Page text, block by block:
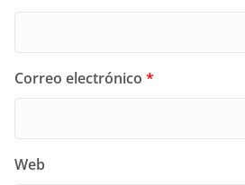
Correo electrónico *
Web